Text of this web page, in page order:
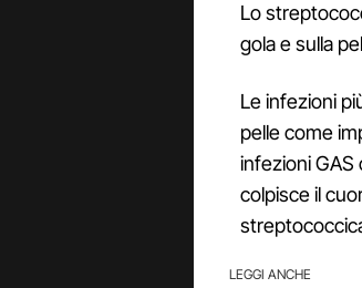
Lo
gola e sulla
Le infezioni
pelle come
infezioni
colpisce il
LEGGI ANCHE